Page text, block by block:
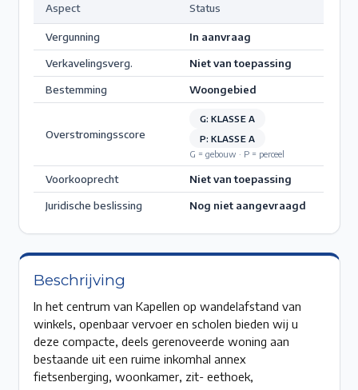
Aspect Status
Vergunning
In aanvraag
Verkavelingsverg.
Niet van toepassing
Bestemming
Woongebied
Overstromingsscore
G: KLASSE A
P: KLASSE A
G = gebouw · P = perceel
Voorkooprecht
Niet van toepassing
Juridische beslissing
Nog niet aangevraagd
Beschrijving
In het centrum van Kapellen op wandelafstand van
winkels, openbaar vervoer en scholen bieden wij u
deze compacte, deels gerenoveerde woning aan
bestaande uit een ruime inkomhal annex
fietsenberging, woonkamer, zit- eethoek,